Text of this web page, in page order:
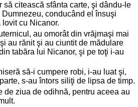
să citească sfânta carte, şi dându-le
conducând el însuşi
cu Nicanor.
au omorât din vrăjmaşi mai
au rănit şi au ciuntit de mădulare
tabăra lui Nicanor, şi pe toţi i-au
să-i cumpere robi, i-au luat şi,
s-au întors siliţi de lipsa de timp.
de ziua de odihnă, pentru aceea au